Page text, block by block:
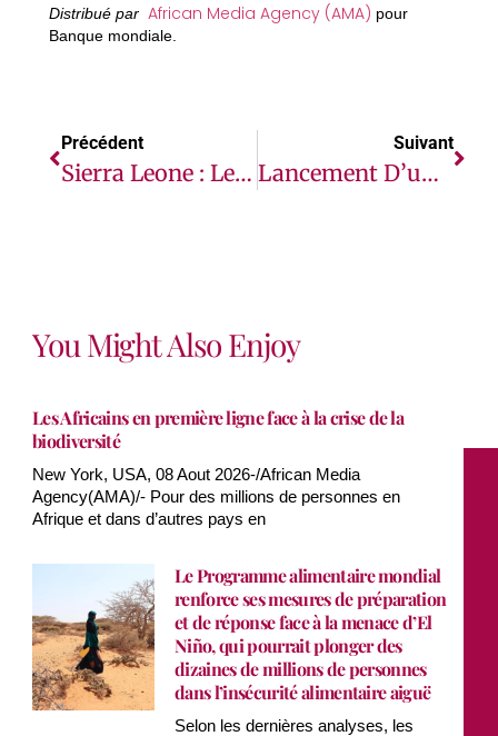
Distribué par African Media Agency (AMA) pour
Banque mondiale.
Précédent
Sierra Leone : Les Réformes Éducatives Devraient Tenir Compte Des Voix Des Filles
Suivant
Lancement D’un Projet De 70 Millions De Dollars Pour Promouvoir La Recherche De Qualité En Matière De Santé
You Might Also Enjoy
Les Africains en première ligne face à la crise de la
biodiversité
New York, USA, 08 Aout 2026-/African Media
Agency(AMA)/- Pour des millions de personnes en
Afrique et dans d’autres pays en
Le Programme alimentaire mondial
renforce ses mesures de préparation
et de réponse face à la menace d’El
Niño, qui pourrait plonger des
dizaines de millions de personnes
dans l’insécurité alimentaire aiguë
Selon les dernières analyses, les